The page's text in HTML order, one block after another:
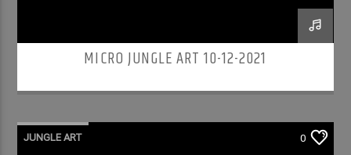
MICRO JUNGLE ART 10-12-2021
JUNGLE ART 0